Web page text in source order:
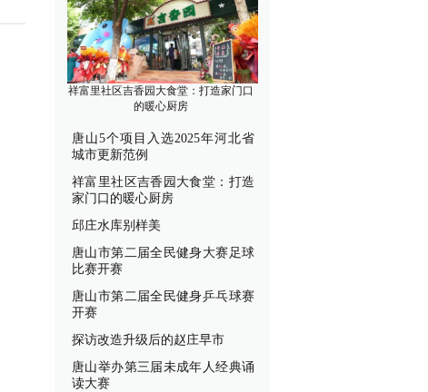
祥富里社区吉香园大食堂：打造家门口
的暖心厨房
唐山5个项目入选2025年河北省
城市更新范例
祥富里社区吉香园大食堂：打造
家门口的暖心厨房
邱庄水库别样美
唐山市第二届全民健身大赛足球
比赛开赛
唐山市第二届全民健身乒乓球赛
开赛
探访改造升级后的赵庄早市
唐山举办第三届未成年人经典诵
读大赛